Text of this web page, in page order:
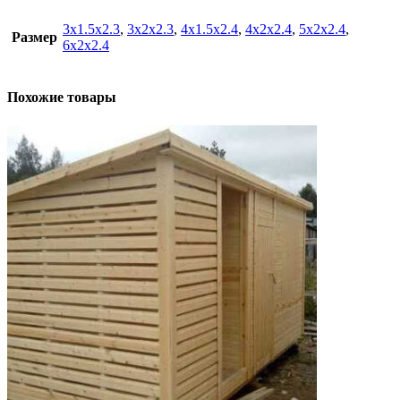
Размер
3х1.5х2.3, 3х2х2.3, 4х1.5х2.4, 4х2х2.4, 5х2х2.4,
6х2х2.4
Похожие товары